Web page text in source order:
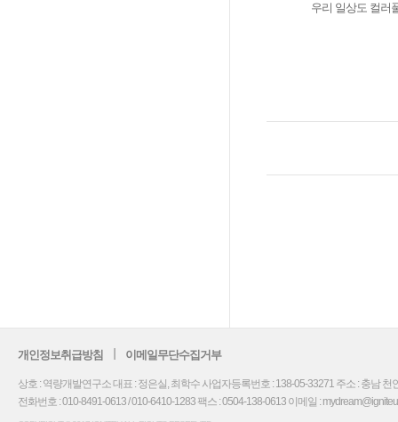
우리 일상도 컬러
개인정보취급방침 이메일무단수집거부
상호 : 역량개발연구소 대표 : 정은실, 최학수 사업자등록번호 : 138-05-33271 주소 : 충남 천
전화번호 : 010-8491-0613 / 010-6410-1283 팩스 : 0504-138-0613 이메일 :